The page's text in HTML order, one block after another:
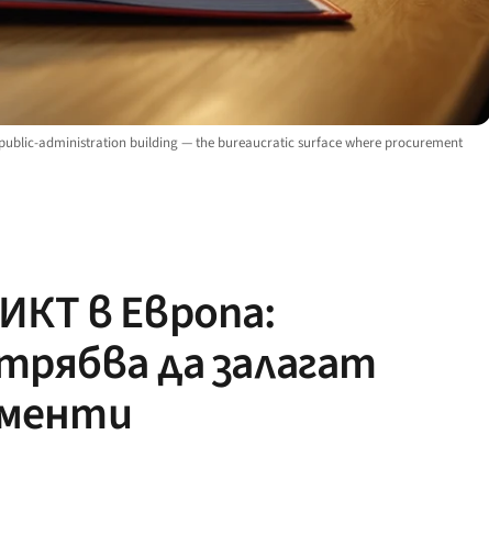
administration building — the bureaucratic surface where procurement
в Европа:
да залагат